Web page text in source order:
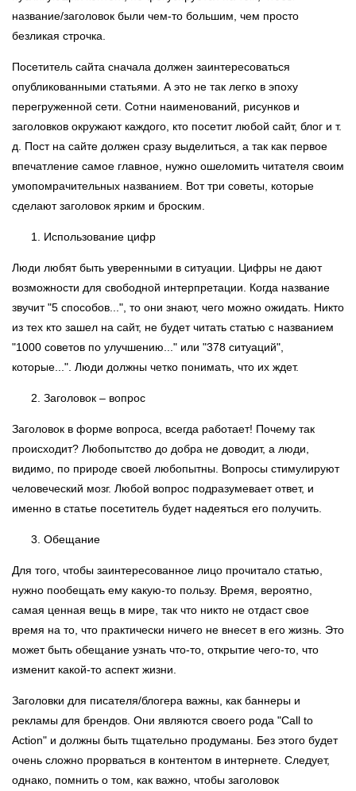
название/заголовок были чем-то большим, чем просто
безликая строчка.
Посетитель сайта сначала должен заинтересоваться
опубликованными статьями. А это не так легко в эпоху
перегруженной сети. Сотни наименований, рисунков и
заголовков окружают каждого, кто посетит любой сайт, блог и т.
д. Пост на сайте должен сразу выделиться, а так как первое
впечатление самое главное, нужно ошеломить читателя своим
умопомрачительных названием. Вот три советы, которые
сделают заголовок ярким и броским.
Использование цифр
Люди любят быть уверенными в ситуации. Цифры не дают
возможности для свободной интерпретации. Когда название
звучит "5 способов...", то они знают, чего можно ожидать. Никто
из тех кто зашел на сайт, не будет читать статью с названием
"1000 советов по улучшению..." или "378 ситуаций",
которые...". Люди должны четко понимать, что их ждет.
Заголовок – вопрос
Заголовок в форме вопроса, всегда работает! Почему так
происходит? Любопытство до добра не доводит, а люди,
видимо, по природе своей любопытны. Вопросы стимулируют
человеческий мозг. Любой вопрос подразумевает ответ, и
именно в статье посетитель будет надеяться его получить.
Обещание
Для того, чтобы заинтересованное лицо прочитало статью,
нужно пообещать ему какую-то пользу. Время, вероятно,
самая ценная вещь в мире, так что никто не отдаст свое
время на то, что практически ничего не внесет в его жизнь. Это
может быть обещание узнать что-то, открытие чего-то, что
изменит какой-то аспект жизни.
Заголовки для писателя/блогера важны, как баннеры и
рекламы для брендов. Они являются своего рода "Call to
Action" и должны быть тщательно продуманы. Без этого будет
очень сложно прорваться в контентом в интернете. Следует,
однако, помнить о том, как важно, чтобы заголовок